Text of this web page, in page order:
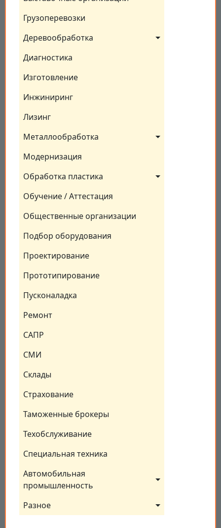
Грузоперевозки
Деревообработка
Диагностика
Изготовление
Инжиниринг
Лизинг
Металлообработка
Модернизация
Обработка пластика
Обучение / Аттестация
Общественные организации
Подбор оборудования
Проектирование
Прототипирование
Пусконаладка
Ремонт
САПР
СМИ
Склады
Страхование
Таможенные брокеры
Техобслуживание
Специальная техника
Автомобильная
промышленность
Разное